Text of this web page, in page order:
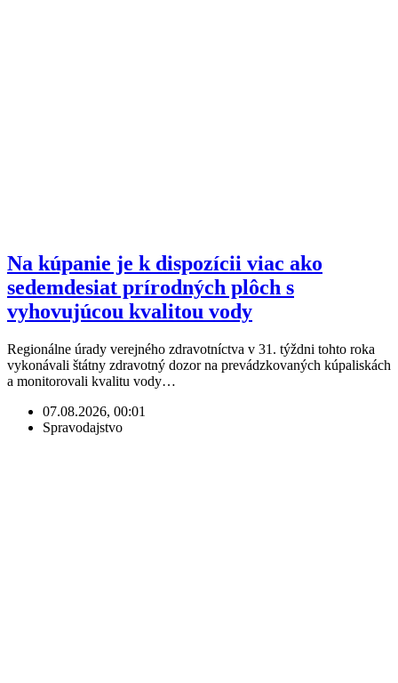
Na kúpanie je k dispozícii viac ako
sedemdesiat prírodných plôch s
vyhovujúcou kvalitou vody
Regionálne úrady verejného zdravotníctva v 31. týždni tohto roka
vykonávali štátny zdravotný dozor na prevádzkovaných kúpaliskách
a monitorovali kvalitu vody…
07.08.2026, 00:01
Spravodajstvo